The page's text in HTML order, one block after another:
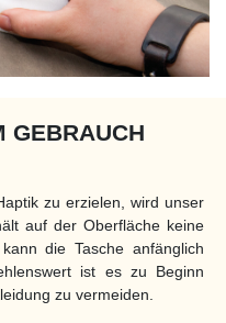
GEBRAUCH
zu erzielen, wird unser
auf der Oberfläche keine
die Tasche anfänglich
ist es zu Beginn
zu vermeiden.